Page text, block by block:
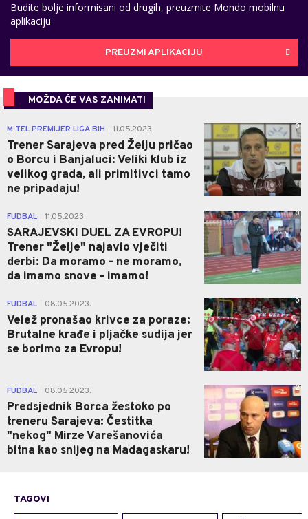
Budite bolje informisani od drugih, preuzmite Mondo mobilnu
aplikaciju
PREUZMI APLIKACIJU
MOŽDA ĆE VAS ZANIMATI
M:TEL PREMIJER LIGA BIH 11.05.2023.
Trener Sarajeva pred Želju pričao
o Borcu i Banjaluci: Veliki klub iz
velikog grada, ali primitivci tamo
ne pripadaju!
0
FUDBAL 11.05.2023.
SARAJEVSKI DUEL ZA EVROPU!
Trener "Želje" najavio vječiti
derbi: Da moramo - ne moramo,
da imamo snove - imamo!
0
FUDBAL 08.05.2023.
Velež pronašao krivce za poraze:
Brutalne krađe i pljačke sudija jer
se borimo za Evropu!
0
FUDBAL 08.05.2023.
Predsjednik Borca žestoko po
treneru Sarajeva: Čestitka
"nekog" Mirze Varešanovića
bitna kao snijeg na Madagaskaru!
2
TAGOVI